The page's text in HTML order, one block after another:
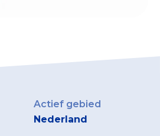
Actief gebied
Nederland